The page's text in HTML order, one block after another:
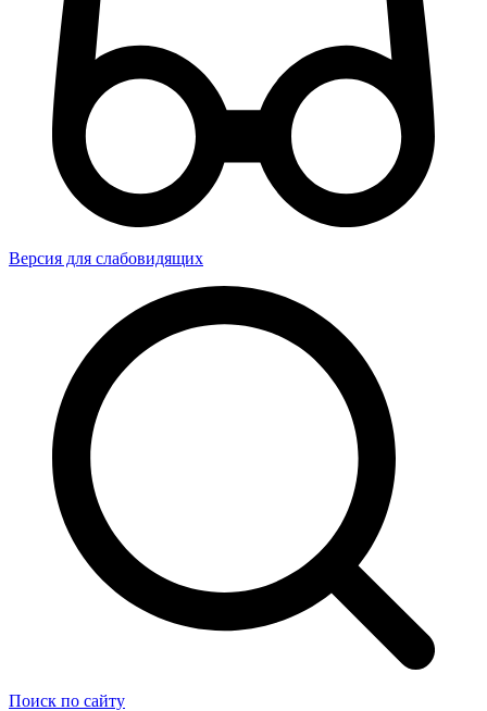
Версия для слабовидящих
Поиск по сайту